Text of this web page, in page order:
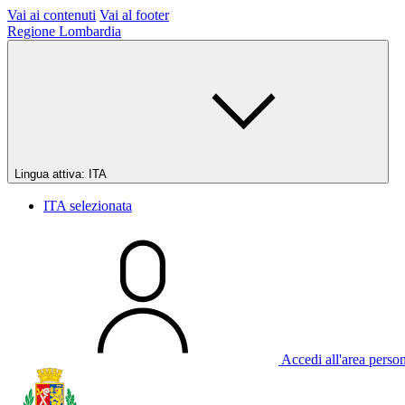
Vai ai contenuti Vai al footer
Regione Lombardia
Lingua attiva: ITA
ITA selezionata
Accedi all'area